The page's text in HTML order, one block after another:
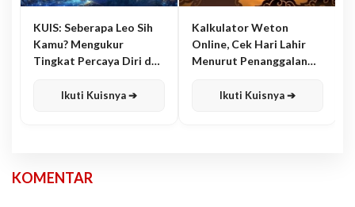
KUIS: Seberapa Leo Sih
Kamu? Mengukur
Tingkat Percaya Diri dan
Ikuti Kuisnya ➔
Kalkulator Weton
Online, Cek Hari Lahir
Menurut Penanggalan
Ikuti Kuisnya ➔
KOMENTAR